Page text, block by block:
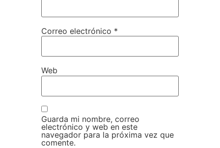
Correo electrónico *
Web
Guarda mi nombre, correo
electrónico y web en este
navegador para la próxima vez que
comente.